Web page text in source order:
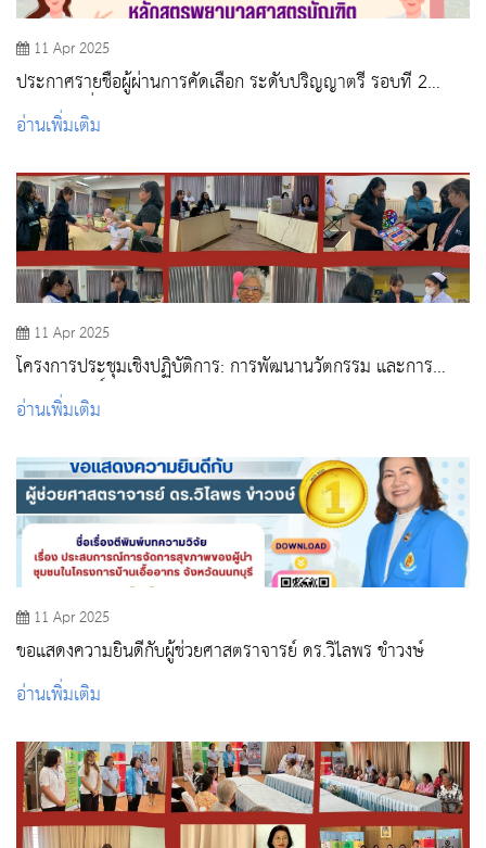
11 Apr 2025
ประกาศรายชื่อผู้ผ่านการคัดเลือก ระดับปริญญาตรี รอบที่ 2
Quota (เพิ่มเติม) เฉพาะโครงการ 9 หมอ
อ่านเพิ่มเติม
11 Apr 2025
โครงการประชุมเชิงปฏิบัติการ: การพัฒนานวัตกรรม และการ
คุ้มครองสิทธิ์ (การจดสิทธิบัตรและอนุสิทธิบัตร)
อ่านเพิ่มเติม
11 Apr 2025
ขอแสดงความยินดีกับผู้ช่วยศาสตราจารย์ ดร.วิไลพร ขำวงษ์
อ่านเพิ่มเติม